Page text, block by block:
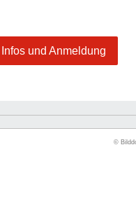
Infos und Anmeldung
©